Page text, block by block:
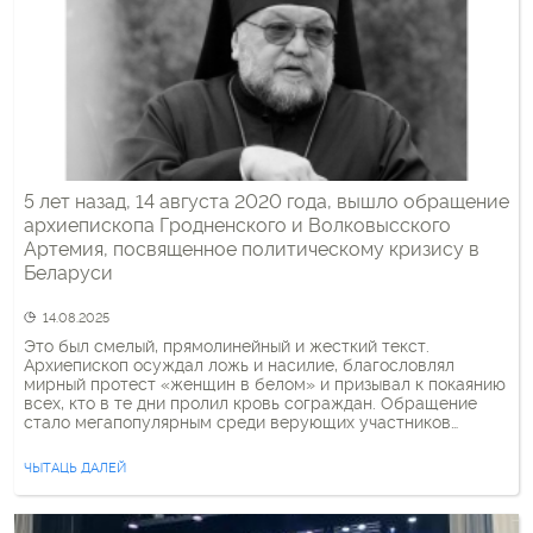
5 лет назад, 14 августа 2020 года, вышло обращение
архиепископа Гродненского и Волковысского
Артемия, посвященное политическому кризису в
Беларуси
14.08.2025
Это был смелый, прямолинейный и жесткий текст.
Архиепископ осуждал ложь и насилие, благословлял
мирный протест «женщин в белом» и призывал к покаянию
всех, кто в те дни пролил кровь сограждан. Обращение
стало мегапопулярным среди верующих участников
вдохновлялись. Архиепископа Артемия называли
единственным честным иерархом в Белорусской
Православной Церкви. Режим […]
ЧЫТАЦЬ ДАЛЕЙ